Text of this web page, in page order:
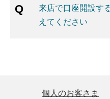
来店で口座開設す
えてください
個人のお客さま